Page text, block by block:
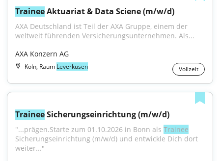
Trainee Aktuariat & Data Sciene (m/w/d)
AXA Deutschland ist Teil der AXA Gruppe, einem der
weltweit führenden Versicherungsunternehmen. Als...
AXA Konzern AG
Köln, Raum Leverkusen Vollzeit
Trainee Sicherungseinrichtung (m/w/d)
"...prägen.Starte zum 01.10.2026 in Bonn als Trainee
Sicherungseinrichtung (m/w/d) und entwickle Dich dort
weiter..."